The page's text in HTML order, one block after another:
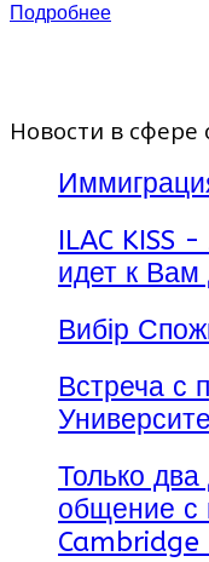
Подробнее
Новости в сфере
ILAC KISS
идет к Вам
Вибір
Встреча с
Только
общение с
Cambridge